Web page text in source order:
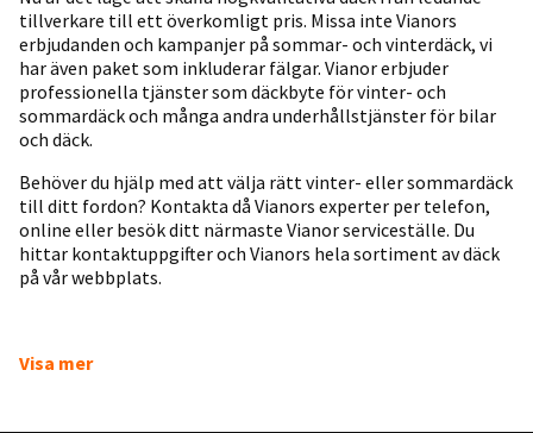
tillverkare till ett överkomligt pris. Missa inte Vianors
erbjudanden och kampanjer på sommar- och vinterdäck, vi
har även paket som inkluderar fälgar. Vianor erbjuder
professionella tjänster som däckbyte för vinter- och
sommardäck och många andra underhållstjänster för bilar
och däck.
Behöver du hjälp med att välja rätt vinter- eller sommardäck
till ditt fordon? Kontakta då Vianors experter per telefon,
online eller besök ditt närmaste Vianor serviceställe. Du
hittar kontaktuppgifter och Vianors hela sortiment av däck
på vår webbplats.
Visa mer